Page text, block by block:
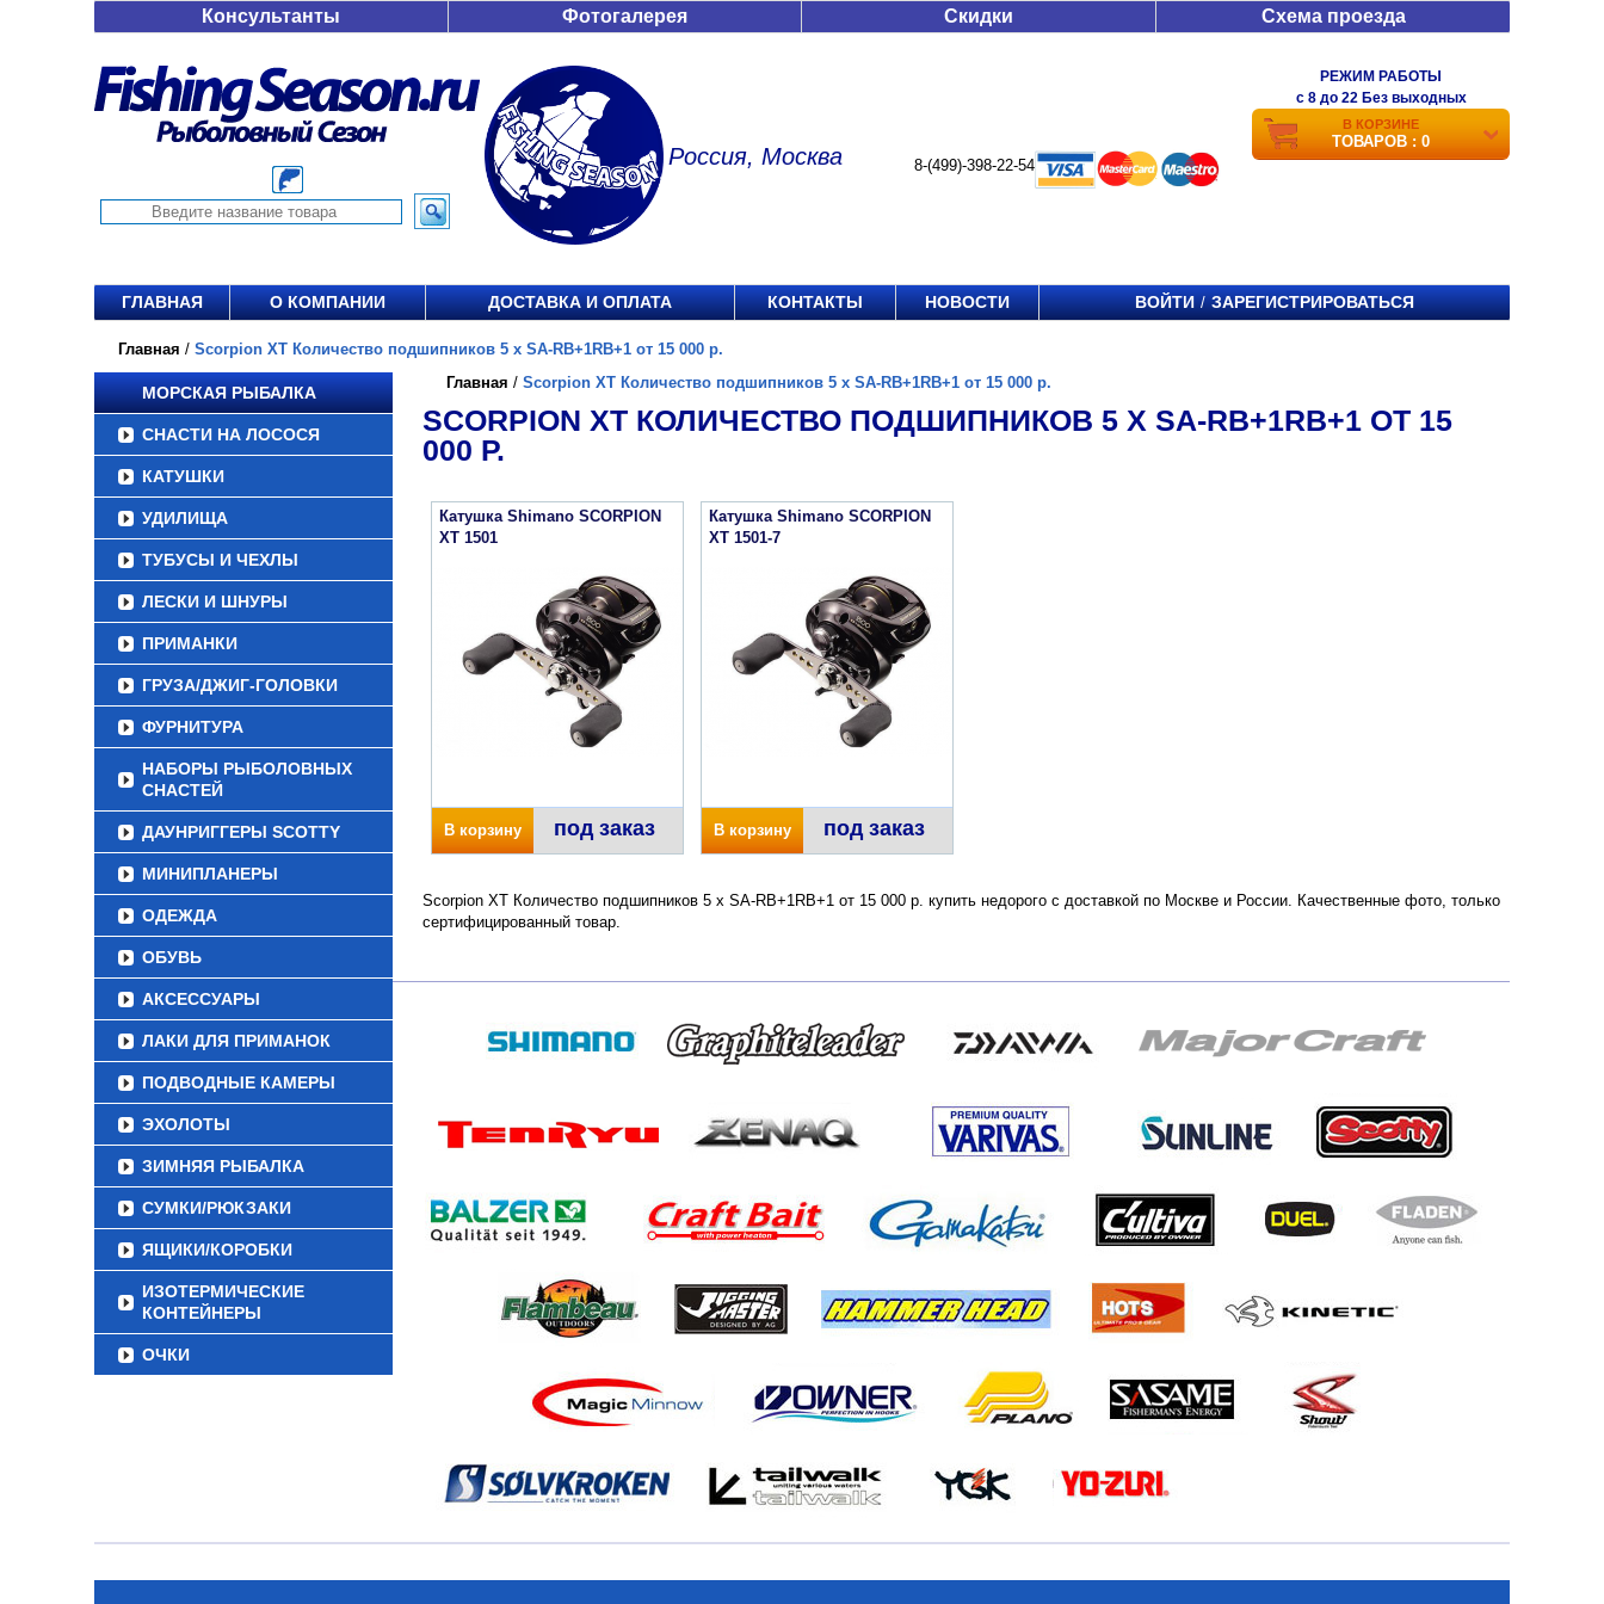
Консультанты Фотогалерея Скидки Схема проезда
Россия, Москва 8-(499)-398-22-54
РЕЖИМ РАБОТЫ
c 8 до 22 Без выходных
В КОРЗИНЕ
ТОВАРОВ : 0
ГЛАВНАЯ О КОМПАНИИ ДОСТАВКА И ОПЛАТА КОНТАКТЫ НОВОСТИ ВОЙТИ / ЗАРЕГИСТРИРОВАТЬСЯ
Главная / Scorpion XT Количество подшипников 5 x SA-RB+1RB+1 от 15 000 р.
МОРСКАЯ РЫБАЛКА
СНАСТИ НА ЛОСОСЯ
КАТУШКИ
УДИЛИЩА
ТУБУСЫ И ЧЕХЛЫ
ЛЕСКИ И ШНУРЫ
ПРИМАНКИ
ГРУЗА/ДЖИГ-ГОЛОВКИ
ФУРНИТУРА
НАБОРЫ РЫБОЛОВНЫХ
СНАСТЕЙ
ДАУНРИГГЕРЫ SCOTTY
МИНИПЛАНЕРЫ
ОДЕЖДА
ОБУВЬ
АКСЕССУАРЫ
ЛАКИ ДЛЯ ПРИМАНОК
ПОДВОДНЫЕ КАМЕРЫ
ЭХОЛОТЫ
ЗИМНЯЯ РЫБАЛКА
СУМКИ/РЮКЗАКИ
ЯЩИКИ/КОРОБКИ
ИЗОТЕРМИЧЕСКИЕ
КОНТЕЙНЕРЫ
ОЧКИ
Главная / Scorpion XT Количество подшипников 5 x SA-RB+1RB+1 от 15 000 р.
SCORPION XT КОЛИЧЕСТВО ПОДШИПНИКОВ 5 X SA-RB+1RB+1 ОТ 15
000 Р.
Катушка Shimano SCORPION
XT 1501
В корзину под заказ
Катушка Shimano SCORPION
XT 1501-7
В корзину под заказ
Scorpion XT Количество подшипников 5 x SA-RB+1RB+1 от 15 000 р. купить недорого с доставкой по Москве и России. Качественные фото, только
сертифицированный товар.